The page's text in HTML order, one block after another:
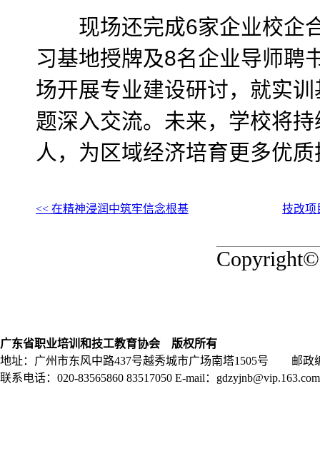
现场还完成6家企业校企
习基地授牌及8名企业导师聘
场开展专业建设研讨，就实
题深入交流。未来，学校将
人，为区域经济培育更多优
<< 在精神浸润中筑牢信念根基 技改项
广东省职业培训和技工教育协会 版权所有
地址：广州市东风中路437号越秀城市广场南塔1505号 邮政
联系电话：020-83565860 83517050 E-mail：gdzyjnb@vip.163.com